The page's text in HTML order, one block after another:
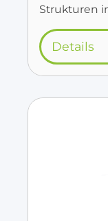
Strukturen
Details